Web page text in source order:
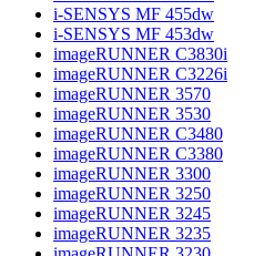
i-SENSYS MF 455dw
i-SENSYS MF 453dw
imageRUNNER C3830i
imageRUNNER C3226i
imageRUNNER 3570
imageRUNNER 3530
imageRUNNER C3480
imageRUNNER C3380
imageRUNNER 3300
imageRUNNER 3250
imageRUNNER 3245
imageRUNNER 3235